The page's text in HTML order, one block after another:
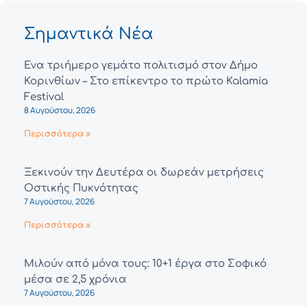
Σημαντικά Νέα
Ένα τριήμερο γεμάτο πολιτισμό στον Δήμο
Κορινθίων – Στο επίκεντρο το πρώτο Kalamia
Festival
8 Αυγούστου, 2026
Περισσότερα »
Ξεκινούν την Δευτέρα οι δωρεάν μετρήσεις
Οστικής Πυκνότητας
7 Αυγούστου, 2026
Περισσότερα »
Μιλούν από μόνα τους: 10+1 έργα στο Σοφικό
μέσα σε 2,5 χρόνια
7 Αυγούστου, 2026